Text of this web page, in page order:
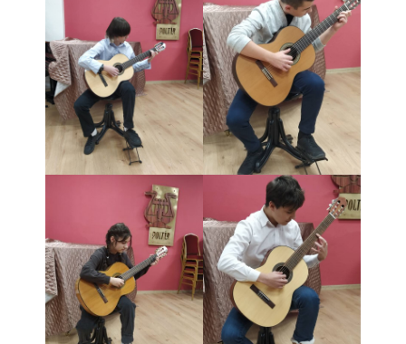
- - Zoznam platných vnútorných predpisov
- - Dodatok č.1, č.2 k ZL ZUŠ Poltár
- - Pedagogická rada
- Verejné obstarávanie
- - Plán verejného obstarávania
- - Súhrnná správa za rok 2021
- Dokumenty minedu a statpedu
- Prijímacie konanie
- Aktuality